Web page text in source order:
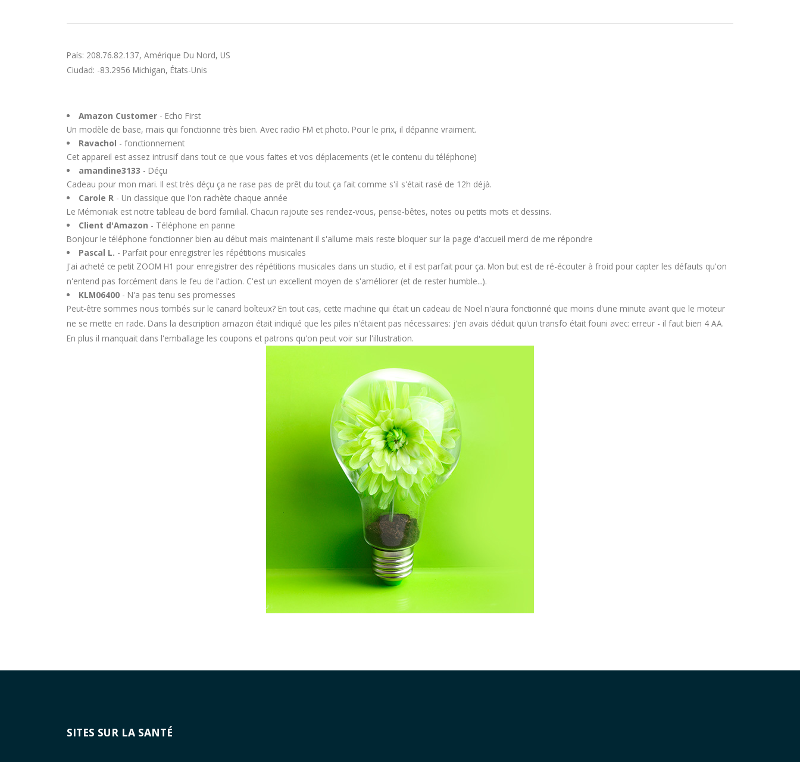
País: 208.76.82.137, Amérique Du Nord, US
Ciudad: -83.2956 Michigan, États-Unis
Amazon Customer- Echo First
Un modèle de base, mais qui fonctionne très bien. Avec radio FM et photo. Pour le prix, il dépanne vraiment.
Ravachol - fonctionnement
Cet appareil est assez intrusif dans tout ce que vous faites et vos déplacements (et le contenu du téléphone)
amandine3133 - Déçu
Cadeau pour mon mari. Il est très déçu ça ne rase pas de prêt du tout ça fait comme s'il s'était rasé de 12h déjà.
Carole R- Un classique que l'on rachète chaque année
Le Mémoniak est notre tableau de bord familial. Chacun rajoute ses rendez-vous, pense-bêtes, notes ou petits mots et dessins.
Client d'Amazon - Téléphone en panne
Bonjour le téléphone fonctionner bien au début mais maintenant il s'allume mais reste bloquer sur la page d'accueil merci de me répondre
Pascal L. - Parfait pour enregistrer les répétitions musicales
J'ai acheté ce petit ZOOM H1 pour enregistrer des répétitions musicales dans un studio, et il est parfait pour ça. Mon but est de ré-écouter à froid pour capter les défauts qu'on
n'entend pas forcément dans le feu de l'action. C'est un excellent moyen de s'améliorer (et de rester humble...).
KLM06400- N'a pas tenu ses promesses
Peut-être sommes nous tombés sur le canard boîteux? En tout cas, cette machine qui était un cadeau de Noël n'aura fonctionné que moins d'une minute avant que le moteur
ne se mette en rade. Dans la description amazon était indiqué que les piles n'étaient pas nécessaires: j'en avais déduit qu'un transfo était founi avec: erreur - il faut bien 4 AA.
En plus il manquait dans l'emballage les coupons et patrons qu'on peut voir sur l'illustration.
SITES SUR LA SANTÉ